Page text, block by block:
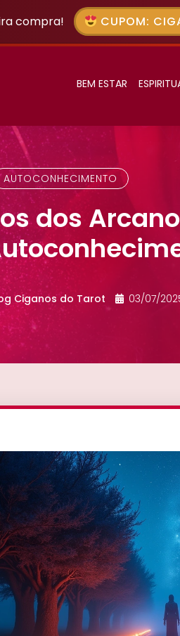
compra! CUPOM:
BEM ESTAR
AUTOCONHECIMENTO
dos
Ciganos do Tarot 03/07/